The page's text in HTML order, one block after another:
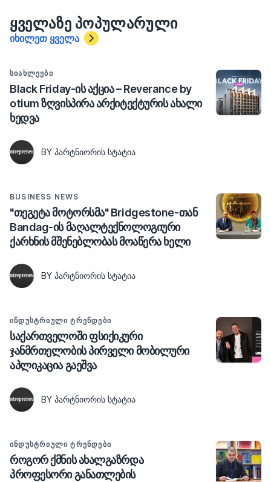
ᲧᲕᲔᲚᲐᲖᲔ ᲞᲝᲞᲣᲚᲐᲠᲣᲚᲘ
იხილეთ ყველა
ᲡᲘᲐᲮᲚᲔᲔᲑᲘ
Black Friday-ის აქცია – Reverance by
otium ზღვისპირა არქიტექტურის ახალი
ხედვა
BY ᲞᲐᲠᲢᲜᲘᲝᲠᲘᲡ ᲡᲢᲐᲢᲘᲐ
BUSINESS NEWS
"თეგეტა მოტორსმა" Bridgestone-თან
Bandag-ის მაღალტექნოლოგიური
ქარხნის მშენებლობას მოაწერა ხელი
BY ᲞᲐᲠᲢᲜᲘᲝᲠᲘᲡ ᲡᲢᲐᲢᲘᲐ
ᲘᲜᲓᲣᲡᲢᲠᲘᲣᲚᲘ ᲢᲠᲔᲜᲓᲔᲑᲘ
საქართველოში ფსიქიკური
ჯანმრთელობის პირველი მობილური
აპლიკაცია გაეშვა
BY ᲞᲐᲠᲢᲜᲘᲝᲠᲘᲡ ᲡᲢᲐᲢᲘᲐ
ᲘᲜᲓᲣᲡᲢᲠᲘᲣᲚᲘ ᲢᲠᲔᲜᲓᲔᲑᲘ
როგორ ქმნის ახალგაზრდა
პროფესორი განათლების